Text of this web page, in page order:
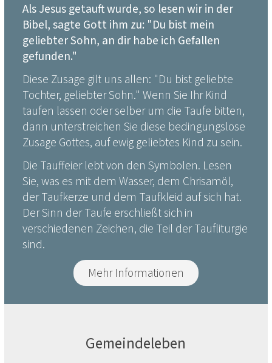
Als Jesus getauft wurde, so lesen wir in der
Bibel, sagte Gott ihm zu: "Du bist mein
geliebter Sohn, an dir habe ich Gefallen
gefunden."
Diese Zusage gilt uns allen: "Du bist geliebte
Tochter, geliebter Sohn." Wenn Sie Ihr Kind
taufen lassen oder selber um die Taufe bitten,
dann unterstreichen Sie diese bedingungslose
Zusage Gottes, auf ewig geliebtes Kind zu sein.
Die Tauffeier lebt von den Symbolen. Lesen
Sie, was es mit dem Wasser, dem Chrisamöl,
der Taufkerze und dem Taufkleid auf sich hat.
Der Sinn der Taufe erschließt sich in
verschiedenen Zeichen, die Teil der Taufliturgie
sind.
Mehr Informationen
Gemeindeleben